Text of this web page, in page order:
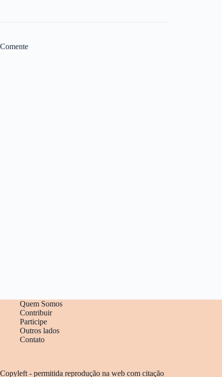
Comente
Quem Somos
Contribuir
Participe
Outros lados
Contato
Copyleft - permitida reprodução na web com citação